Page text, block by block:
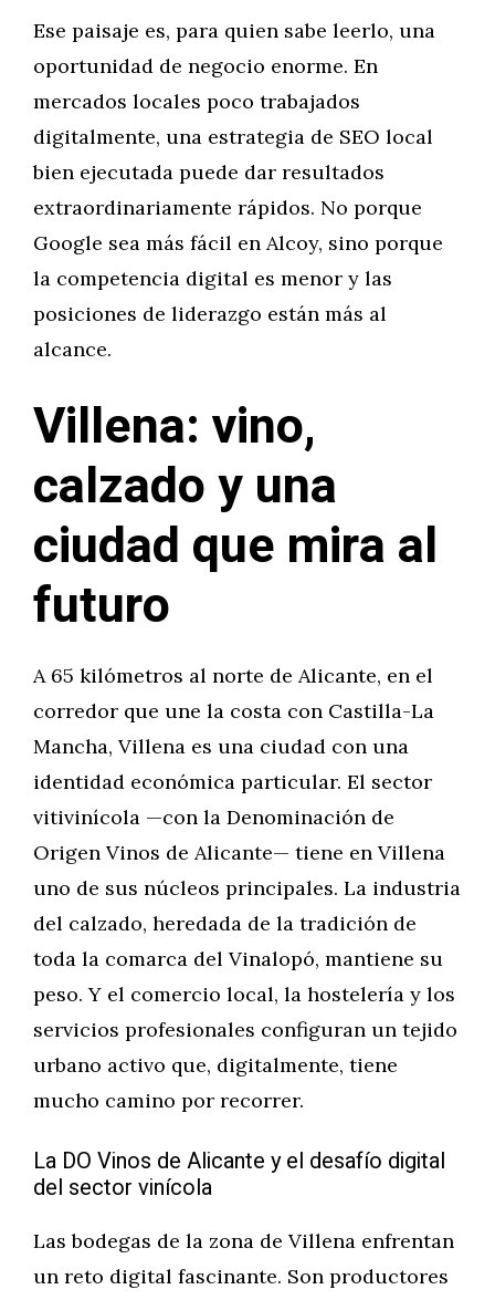
Ese paisaje es, para quien sabe leerlo, una
oportunidad de negocio enorme. En
mercados locales poco trabajados
digitalmente, una estrategia de SEO local
bien ejecutada puede dar resultados
extraordinariamente rápidos. No porque
Google sea más fácil en Alcoy, sino porque
la competencia digital es menor y las
posiciones de liderazgo están más al
alcance.
Villena: vino,
calzado y una
ciudad que mira al
futuro
A 65 kilómetros al norte de Alicante, en el
corredor que une la costa con Castilla-La
Mancha, Villena es una ciudad con una
identidad económica particular. El sector
vitivinícola —con la Denominación de
Origen Vinos de Alicante— tiene en Villena
uno de sus núcleos principales. La industria
del calzado, heredada de la tradición de
toda la comarca del Vinalopó, mantiene su
peso. Y el comercio local, la hostelería y los
servicios profesionales configuran un tejido
urbano activo que, digitalmente, tiene
mucho camino por recorrer.
La DO Vinos de Alicante y el desafío digital
del sector vinícola
Las bodegas de la zona de Villena enfrentan
un reto digital fascinante. Son productores